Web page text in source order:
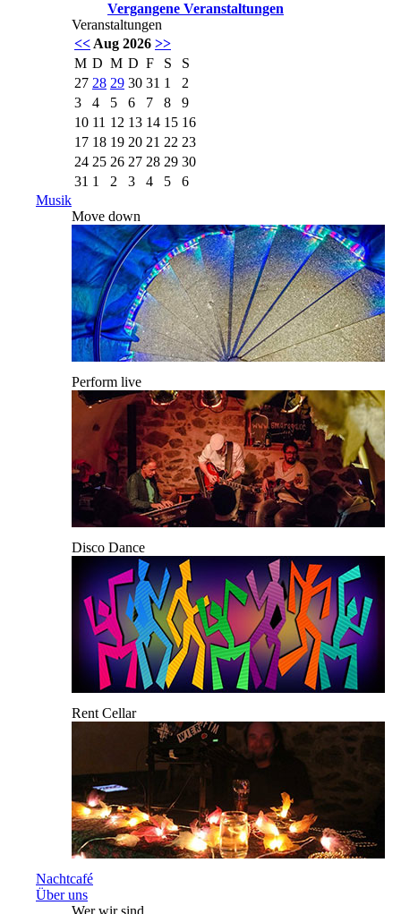
Vergangene Veranstaltungen
Veranstaltungen
<< Aug 2026 >>
M D M D F S
S
27 28 29 30 31 1
2
3
4 5 6 7 8
9
10 11 12 13 14 15 16
17 18 19 20 21 22 23
24 25 26 27 28 29 30
31 1 2 3 4 5
6
Musik
Move down
Perform live
Disco Dance
Rent Cellar
Nachtcafé
Über uns
Wer wir sind